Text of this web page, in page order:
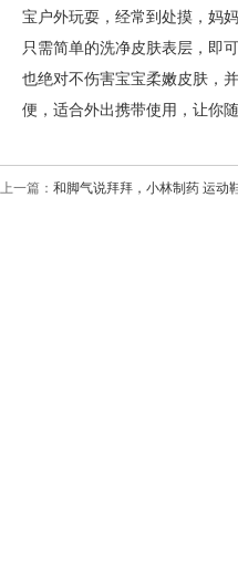
宝户外玩耍，经常到处摸，妈
只需简单的洗净皮肤表层，即
也绝对不伤害宝宝柔嫩皮肤，
便，适合外出携带使用，让你
上一篇： 和脚气说拜拜，小林制药 运动